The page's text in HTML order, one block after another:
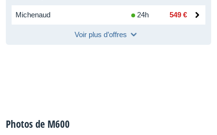
Michenaud 24h 549 €
Voir plus d’offres
Photos de M600